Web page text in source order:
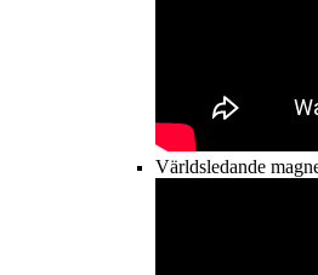
Världsledande